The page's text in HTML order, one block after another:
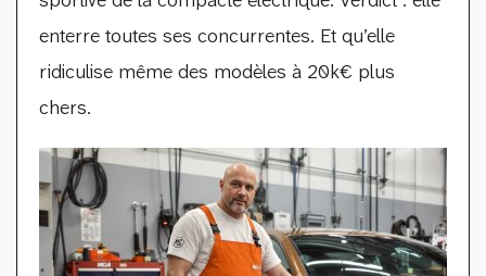
enterre toutes ses concurrentes. Et qu’elle
ridiculise même des modèles à 20k€ plus
chers.